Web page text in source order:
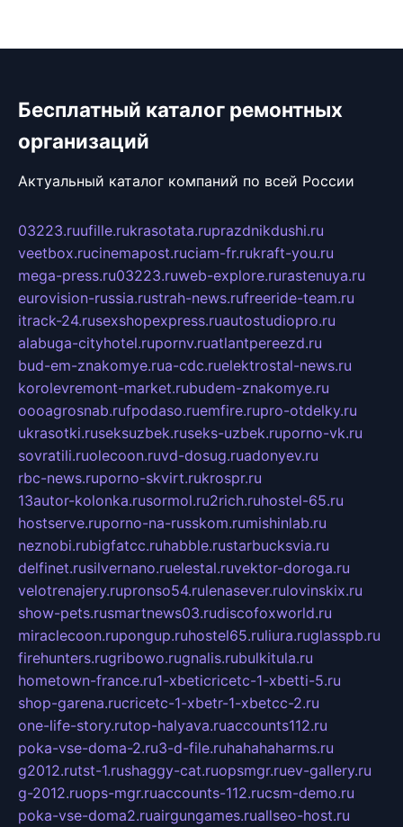
Бесплатный каталог ремонтных
организаций
Актуальный каталог компаний по всей России
03223.ruufille.rukrasotata.ruprazdnikdushi.ru
veetbox.rucinemapost.ruciam-fr.rukraft-you.ru
mega-press.ru03223.ruweb-explore.rurastenuya.ru
eurovision-russia.rustrah-news.rufreeride-team.ru
itrack-24.rusexshopexpress.ruautostudiopro.ru
alabuga-cityhotel.rupornv.ruatlantpereezd.ru
bud-em-znakomye.rua-cdc.ruelektrostal-news.ru
korolevremont-market.rubudem-znakomye.ru
oooagrosnab.rufpodaso.ruemfire.rupro-otdelky.ru
ukrasotki.ruseksuzbek.ruseks-uzbek.ruporno-vk.ru
sovratili.ruolecoon.ruvd-dosug.ruadonyev.ru
rbc-news.ruporno-skvirt.rukrospr.ru
13autor-kolonka.rusormol.ru2rich.ruhostel-65.ru
hostserve.ruporno-na-russkom.rumishinlab.ru
neznobi.rubigfatcc.ruhabble.rustarbucksvia.ru
delfinet.rusilvernano.ruelestal.ruvektor-doroga.ru
velotrenajery.rupronso54.rulenasever.rulovinskix.ru
show-pets.rusmartnews03.rudiscofoxworld.ru
miraclecoon.rupongup.ruhostel65.ruliura.ruglasspb.ru
firehunters.rugribowo.rugnalis.rubulkitula.ru
hometown-france.ru1-xbeticricetc-1-xbetti-5.ru
shop-garena.rucricetc-1-xbetr-1-xbetcc-2.ru
one-life-story.rutop-halyava.ruaccounts112.ru
poka-vse-doma-2.ru3-d-file.ruhahahaharms.ru
g2012.rutst-1.rushaggy-cat.ruopsmgr.ruev-gallery.ru
g-2012.ruops-mgr.ruaccounts-112.rucsm-demo.ru
poka-vse-doma2.ruairgungames.ruallseo-host.ru